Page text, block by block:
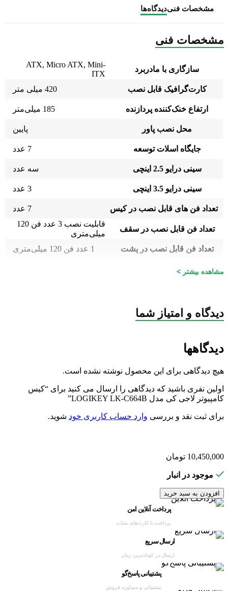
مشخصات فنیدیدگاه‌ها
مشخصات فنی
سازگاری با مادربرد
ATX, Micro ATX, Mini-
ITX
کارت‌گرافیک قابل نصب
420 میلی متر
ارتفاع خنک‌کننده پردازنده 185 میلی‌متر
محل نصب پاور پایین
جایگاه اسلات توسعه 7 عدد
سینی درایو 2.5 اینچی سه عدد
سینی درایو 3.5 اینچی 3 عدد
تعداد فن های قابل نصب در کیس 7 عدد
تعداد فن قابل نصب در سقف
قابلیت نصب 3 عدد فن 120
میلی‌متری
تعداد فن قابل نصب در پشت
1 عدد فن 120 میلی‌متری
فن نصب شده
پورت USB 3.0
سایر توضیحات
ابعاد ۴۷۵ × ۲۴۵ × ۴۳۳ میلی متر
رنگ
گارانتی
مشاهده بیشتر >
دیدگاه و امتیاز شما
دیدگاهها
هیچ دیدگاهی برای این محصول نوشته نشده است.
اولین نفری باشید که دیدگاهی را ارسال می کنید برای “کیس
کامپیوتر لاجی کی مدل LOGIKEY LK-C664B”
برای ثبت نقد و بررسی وارد حساب کاربری خود شوید.
10,450,000 تومان
موجود در انبار
افزودن به سبد خرید
پرداخت آنلاین امن
پرداخت با کارت‌های شتاب
ارسال سریع
ارسال در کوتاه‌ترین زمان
پشتیبانی پاسخ‌گو
پشتیبانی و مشاوره فروش